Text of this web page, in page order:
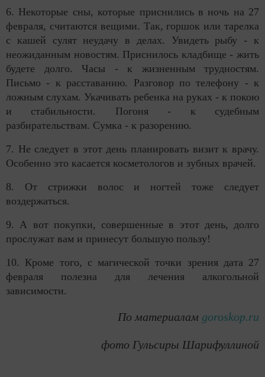
6. Некоторые сны, которые приснились в ночь на 27
февраля, считаются вещими. Так, горшок или тарелка
с кашей сулят неудачу в делах. Увидеть рыбу - к
неожиданным новостям. Приснилось кладбище - жить
будете долго. Часы - к жизненным трудностям.
Письмо - к расставанию. Разговор по телефону - к
ложным слухам. Укачивать ребенка на руках - к покою
и стабильности. Погоня - к судебным
разбирательствам. Сумка - к разорению.
7. Не следует в этот день планировать визит к врачу.
Особенно это касается косметологов и зубных врачей.
8. От стрижки волос и ногтей тоже следует
воздержаться.
9. А вот покупки, совершенные в этот день, долго
прослужат вам и принесут большую пользу!
10. Кроме того, с магической точки зрения дата 27
февраля полезна для лечения алкогольной
зависимости.
По материалам goroskop.ru
фото Гульсиры Шарифуллиной